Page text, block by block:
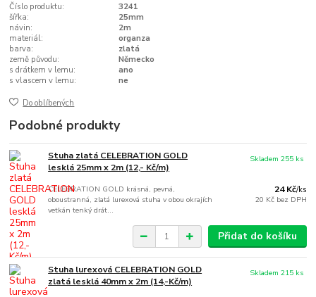
Číslo produktu:
3241
šířka:
25mm
návin:
2m
materiál:
organza
barva:
zlatá
země původu:
Německo
s drátkem v lemu:
ano
s vlascem v lemu:
ne
Do oblíbených
Podobné produkty
Stuha zlatá CELEBRATION GOLD
lesklá 25mm x 2m (12,- Kč/m)
CELEBRATION GOLD krásná, pevná,
oboustranná, zlatá lurexová stuha v obou okrajích
vetkán tenký drát...
24 Kč/ks
20 Kč bez DPH
Skladem 255 ks
Přidat do košíku
Stuha lurexová CELEBRATION GOLD
zlatá lesklá 40mm x 2m (14,-Kč/m)
Skladem 215 ks